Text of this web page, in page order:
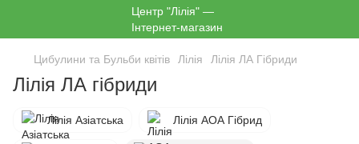
Цибулини та Бульби квітів Лілія Лілія ЛА Гібриди
Лілія ЛА гібриди
Лілія Азіатська Лілія АОА Гібрид